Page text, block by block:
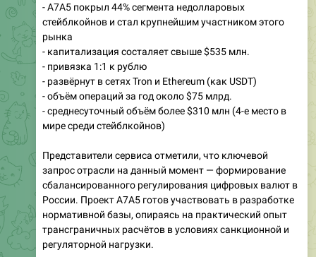
- А7А5 покрыл 44% сегмента недолларовых
стейблкойнов и стал крупнейшим участником этого
рынка
- капитализация состаляет свыше $535 млн.
- привязка 1:1 к рублю
- развёрнут в сетях Tron и Ethereum (как USDT)
- объём операций за год около $75 млрд.
- среднесуточный объём более $310 млн (4-е место в
мире среди стейблкойнов)
Представители сервиса отметили, что ключевой
запрос отрасли на данный момент — формирование
сбалансированного регулирования цифровых валют в
России. Проект А7А5 готов участвовать в разработке
нормативной базы, опираясь на практический опыт
трансграничных расчётов в условиях санкционной и
регуляторной нагрузки.